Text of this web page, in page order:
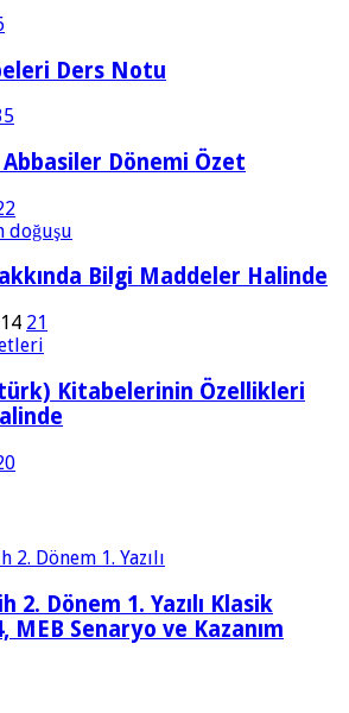
Ders Notu
Dönemi Özet
Bilgi Maddeler Halinde
21
Kitabelerinin Özellikleri
2. Dönem 1. Yazılı Klasik
MEB Senaryo ve Kazanım